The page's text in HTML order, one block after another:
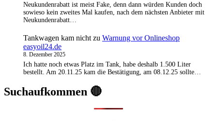
Neukundenrabatt ist meist Fake, denn dann würden Kunden doch
sowieso kein zweites Mal kaufen, nach dem nächsten Anbieter mit
Neukundenrabatt…
Tankwagen kam nicht zu Warnung vor Onlineshop
easyoil24.de
8. Dezember 2025
Ich hatte noch etwas Platz im Tank, habe deshalb 1.500 Liter
bestellt. Am 20.11.25 kam die Bestätigung, am 08.12.25 sollte…
Suchaufkommen 🔴